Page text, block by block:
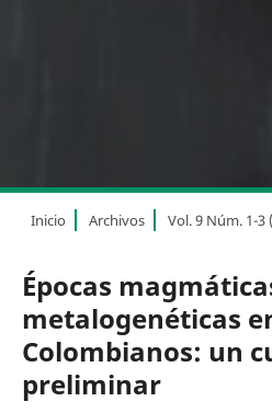
Inicio Archivos Vol. 9 Núm. 1-3
Épocas
metalogenéticas
Colombianos: un
preliminar